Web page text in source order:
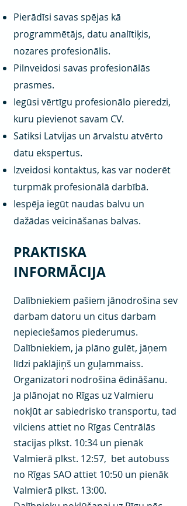
Pierādīsi savas spējas kā
programmētājs, datu analītiķis,
nozares profesionālis.
Pilnveidosi savas profesionālās
prasmes.
Iegūsi vērtīgu profesionālo pieredzi,
kuru pievienot savam CV.
Satiksi Latvijas un ārvalstu atvērto
datu ekspertus.
Izveidosi kontaktus, kas var noderēt
turpmāk profesionālā darbībā.
Iespēja iegūt naudas balvu un
dažādas veicināšanas balvas.
PRAKTISKA
INFORMĀCIJA
Dalībniekiem pašiem jānodrošina sev
darbam datoru un citus darbam
nepieciešamos piederumus.
Dalībniekiem, ja plāno gulēt, jāņem
līdzi paklājiņš un guļammaiss.
Organizatori nodrošina ēdināšanu.
Ja plānojat no Rīgas uz Valmieru
nokļūt ar sabiedrisko transportu, tad
vilciens attiet no Rīgas Centrālās
stacijas plkst. 10:34 un pienāk
Valmierā plkst. 12:57, bet autobuss
no Rīgas SAO attiet 10:50 un pienāk
Valmierā plkst. 13:00.